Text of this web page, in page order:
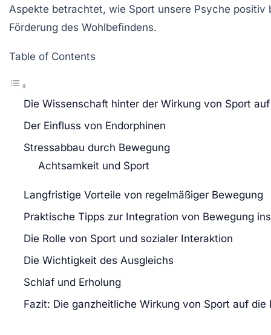
Aspekte betrachtet, wie Sport unsere Psyche
Förderung des Wohlbefindens.
Table of Contents
Die Wissenschaft hinter der Wirkung von Sport
Der Einfluss von Endorphinen
Stressabbau durch Bewegung
Achtsamkeit und Sport
Langfristige Vorteile von regelmäßiger Bewegung
Praktische Tipps zur Integration von Bewegung
Die Rolle von Sport und sozialer Interaktion
Die Wichtigkeit des Ausgleichs
Schlaf und Erholung
Fazit: Die ganzheitliche Wirkung von Sport auf die